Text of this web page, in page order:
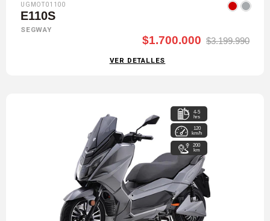
UGMOT01100
E110S
SEGWAY
$1.700.000 $3.199.990
VER DETALLES
4-5
hrs
120
km/h
200
km